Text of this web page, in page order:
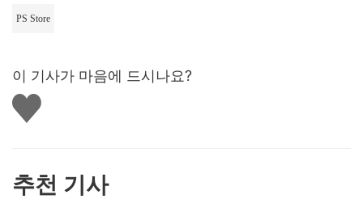
PS Store
이 기사가 마음에 드시나요?
좋
아
추천 기사